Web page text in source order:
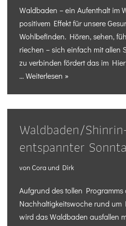
Waldbaden – ein Aufenthalt im
positivem Effekt für unsere
Wohlbefinden. Hören, sehen,
riechen – sich einfach mit allen
zu verbinden fördert das im
…Weiterlesen »
Waldbaden/
entspannter
von Cora und Dirk
Aufgrund des tollen Programms
Nachhaltigkeitswoche rund
wird das Waldbaden ausfallen